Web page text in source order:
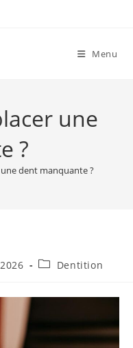
Menu
une
?
dent manquante ?
Dentition